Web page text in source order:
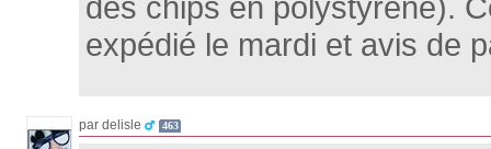
expédié le mardi et avis de
par delisle 463